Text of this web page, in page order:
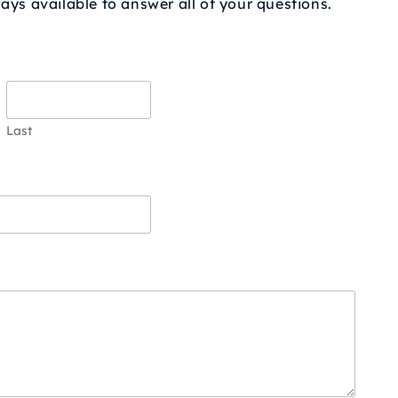
available to answer all of your questions.
Last